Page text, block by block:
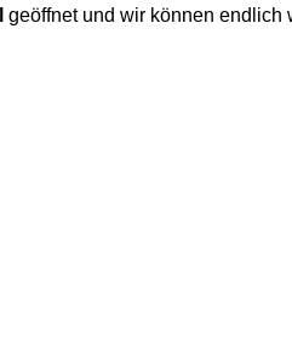
geöffnet und wir können endlich